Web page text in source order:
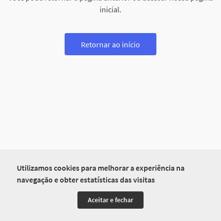
Utilizamos cookies para melhorar a experiência na
navegação e obter estatísticas das visitas
Aceitar e fechar
inicial.
Retornar ao início